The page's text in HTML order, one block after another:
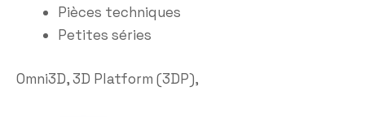
Pièces techniques
Petites séries
Omni3D,3D Platform (3DP),